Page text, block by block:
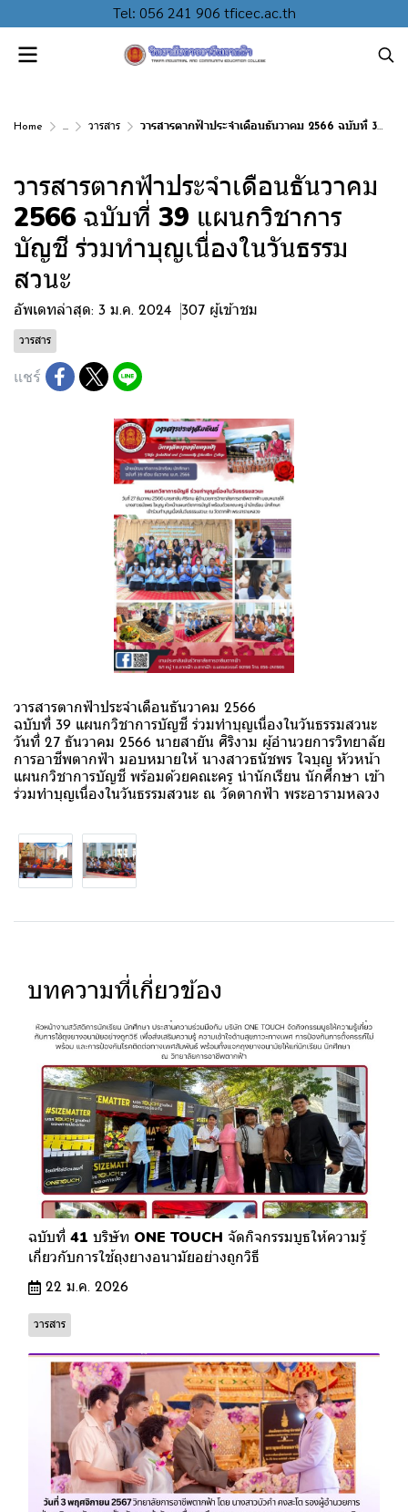
Tel: 056 241 906 tficec.ac.th
Home ... วารสาร วารสารตากฟ้าประจำเดือนธันวาคม 2566 ฉบับที่ 39 แผนกวิชาการบัญชี ร่วมทำบุญเนื่องในวันธรรมสวนะ
วารสารตากฟ้าประจำเดือนธันวาคม
2566 ฉบับที่ 39 แผนกวิชาการ
บัญชี ร่วมทำบุญเนื่องในวันธรรม
สวนะ
อัพเดทล่าสุด: 3 ม.ค. 2024 307 ผู้เข้าชม
วารสาร
แชร์
วารสารตากฟ้าประจำเดือนธันวาคม 2566
ฉบับที่ 39 แผนกวิชาการบัญชี ร่วมทำบุญเนื่องในวันธรรมสวนะ
วันที่ 27 ธันวาคม 2566 นายสายัน ศิริงาม ผู้อำนวยการวิทยาลัย
การอาชีพตากฟ้า มอบหมายให้ นางสาวธนัชพร ใจบุญ หัวหน้า
แผนกวิชาการบัญชี พร้อมด้วยคณะครู นำนักเรียน นักศึกษา เข้า
ร่วมทำบุญเนื่องในวันธรรมสวนะ ณ วัดตากฟ้า พระอารามหลวง
บทความที่เกี่ยวข้อง
ฉบับที่ 41 บริษัท ONE TOUCH จัดกิจกรรมบูธให้ความรู้
เกี่ยวกับการใช้ถุงยางอนามัยอย่างถูกวิธี
22 ม.ค. 2026
วารสาร